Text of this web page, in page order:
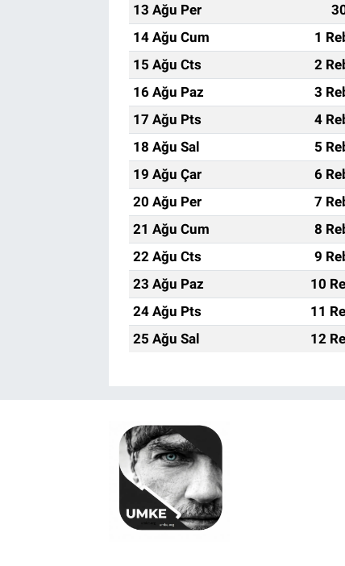
13 Ağu Per
14 Ağu Cum
1
15 Ağu Cts
2
16 Ağu Paz
3
17 Ağu Pts
4
18 Ağu Sal
5
19 Ağu Çar
6
20 Ağu Per
7
21 Ağu Cum
8
22 Ağu Cts
9
23 Ağu Paz
10
24 Ağu Pts
11
25 Ağu Sal
12